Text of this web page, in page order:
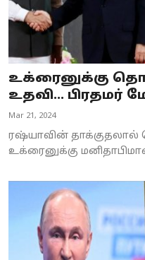
உக்ரைனுக்கு
உதவி... பிரதமர்
Mar 21, 2024
ரஷ்யாவின் தாக்குதலால்
உக்ரைனுக்கு